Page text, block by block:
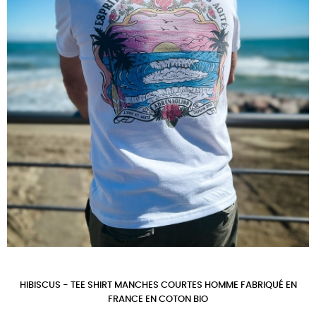
HIBISCUS - TEE SHIRT MANCHES COURTES HOMME FABRIQUÉ EN
FRANCE EN COTON BIO